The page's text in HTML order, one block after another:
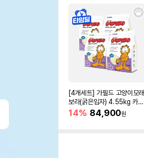
[4개세트] 가필드 고양이모래
보라(굵은입자) 4.55kg 카사
바모래
14% 84,900원